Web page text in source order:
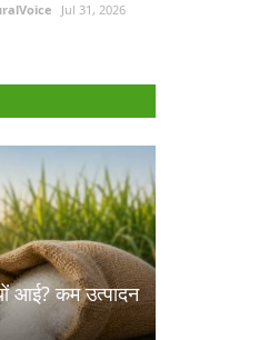
Jul 31, 2026
आई? कम उत्पादन